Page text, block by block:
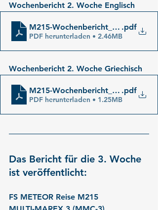
Wochenbericht 2. Woche Englisch
M215-Wochenbericht_02_en
.pdf
PDF herunterladen • 2.46MB
Wochenbericht 2. Woche Griechisch
M215-Wochenbericht_02_gr
.pdf
PDF herunterladen • 1.25MB
Das Bericht für die 3. Woche
ist veröffentlicht:
FS METEOR Reise M215